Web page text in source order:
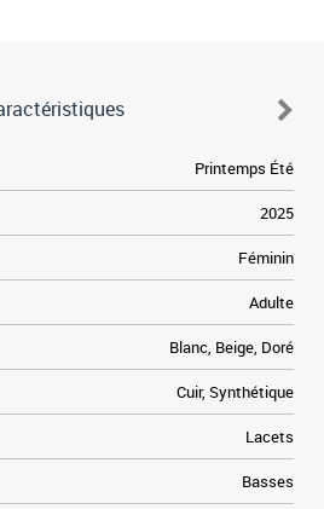
Printemps Été
2025
Féminin
Adulte
Blanc, Beige, Doré
Cuir, Synthétique
Lacets
Basses